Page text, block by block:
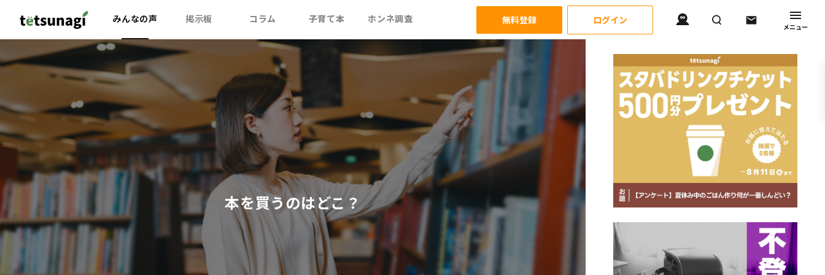
みんなの声 掲示板 コラム 子育て本 ホンネ調査 無料登録 ログイン
メニュー
本を買うのはどこ？